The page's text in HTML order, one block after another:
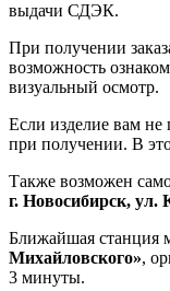
выдачи СДЭК.
При получении
возможность
визуальный осмотр.
Если изделие вам не
при получении. В
Также возможен
г. Новосибирск, ул.
Ближайшая станция
Михайловского»,
3 минуты.